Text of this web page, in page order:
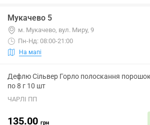
Мукачево 5
м. Мукачево, вул. Миру, 9
Пн-Нд: 08:00-21:00
На мапі
Дефлю Сільвер Горло полоскання
по 8 г 10 шт
ЧАРЛІ ПП
135.00 грн